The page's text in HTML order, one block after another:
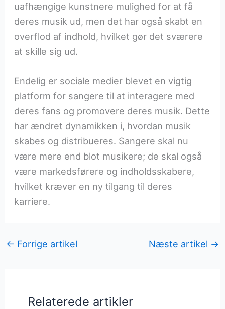
uafhængige kunstnere mulighed for at få
deres musik ud, men det har også skabt en
overflod af indhold, hvilket gør det sværere
at skille sig ud.
Endelig er sociale medier blevet en vigtig
platform for sangere til at interagere med
deres fans og promovere deres musik. Dette
har ændret dynamikken i, hvordan musik
skabes og distribueres. Sangere skal nu
være mere end blot musikere; de skal også
være markedsførere og indholdsskabere,
hvilket kræver en ny tilgang til deres
karriere.
← Forrige artikel Næste artikel →
Relaterede artikler